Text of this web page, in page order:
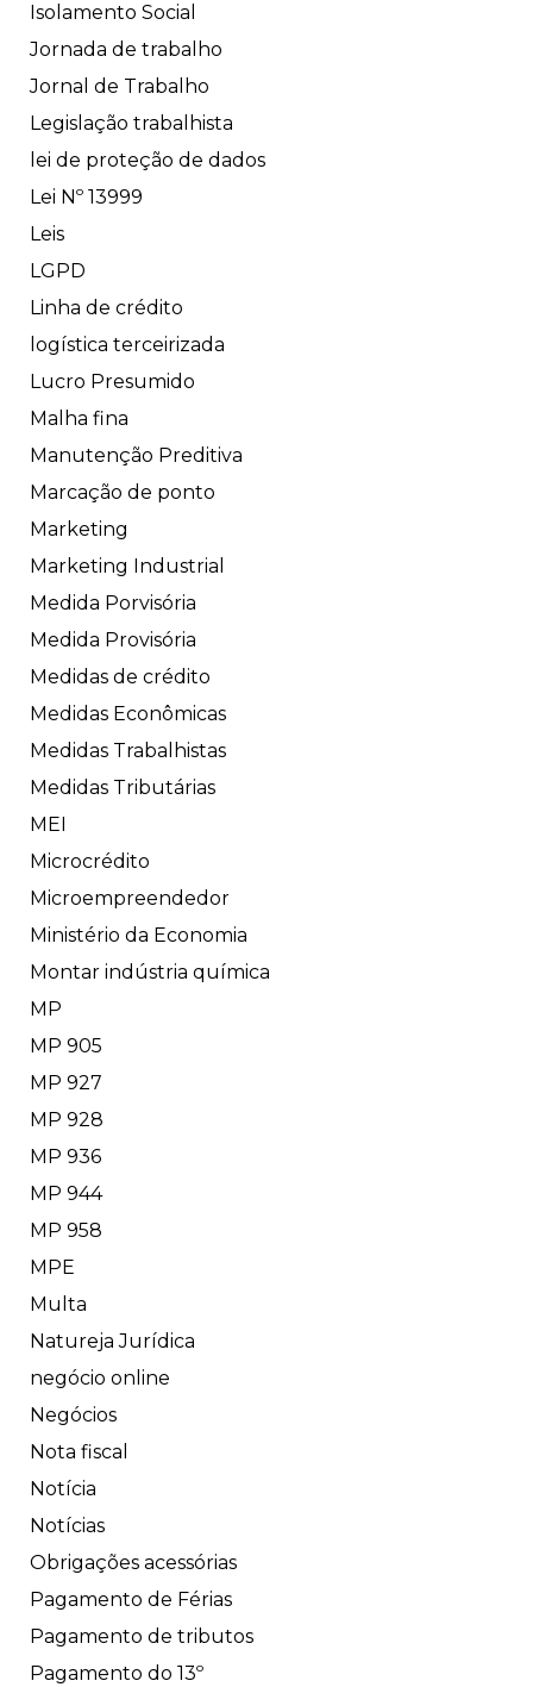
Isolamento Social
Jornada de trabalho
Jornal de Trabalho
Legislação trabalhista
lei de proteção de dados
Lei Nº 13999
Leis
LGPD
Linha de crédito
logística terceirizada
Lucro Presumido
Malha fina
Manutenção Preditiva
Marcação de ponto
Marketing
Marketing Industrial
Medida Porvisória
Medida Provisória
Medidas de crédito
Medidas Econômicas
Medidas Trabalhistas
Medidas Tributárias
MEI
Microcrédito
Microempreendedor
Ministério da Economia
Montar indústria química
MP
MP 905
MP 927
MP 928
MP 936
MP 944
MP 958
MPE
Multa
Natureja Jurídica
negócio online
Negócios
Nota fiscal
Notícia
Notícias
Obrigações acessórias
Pagamento de Férias
Pagamento de tributos
Pagamento do 13º